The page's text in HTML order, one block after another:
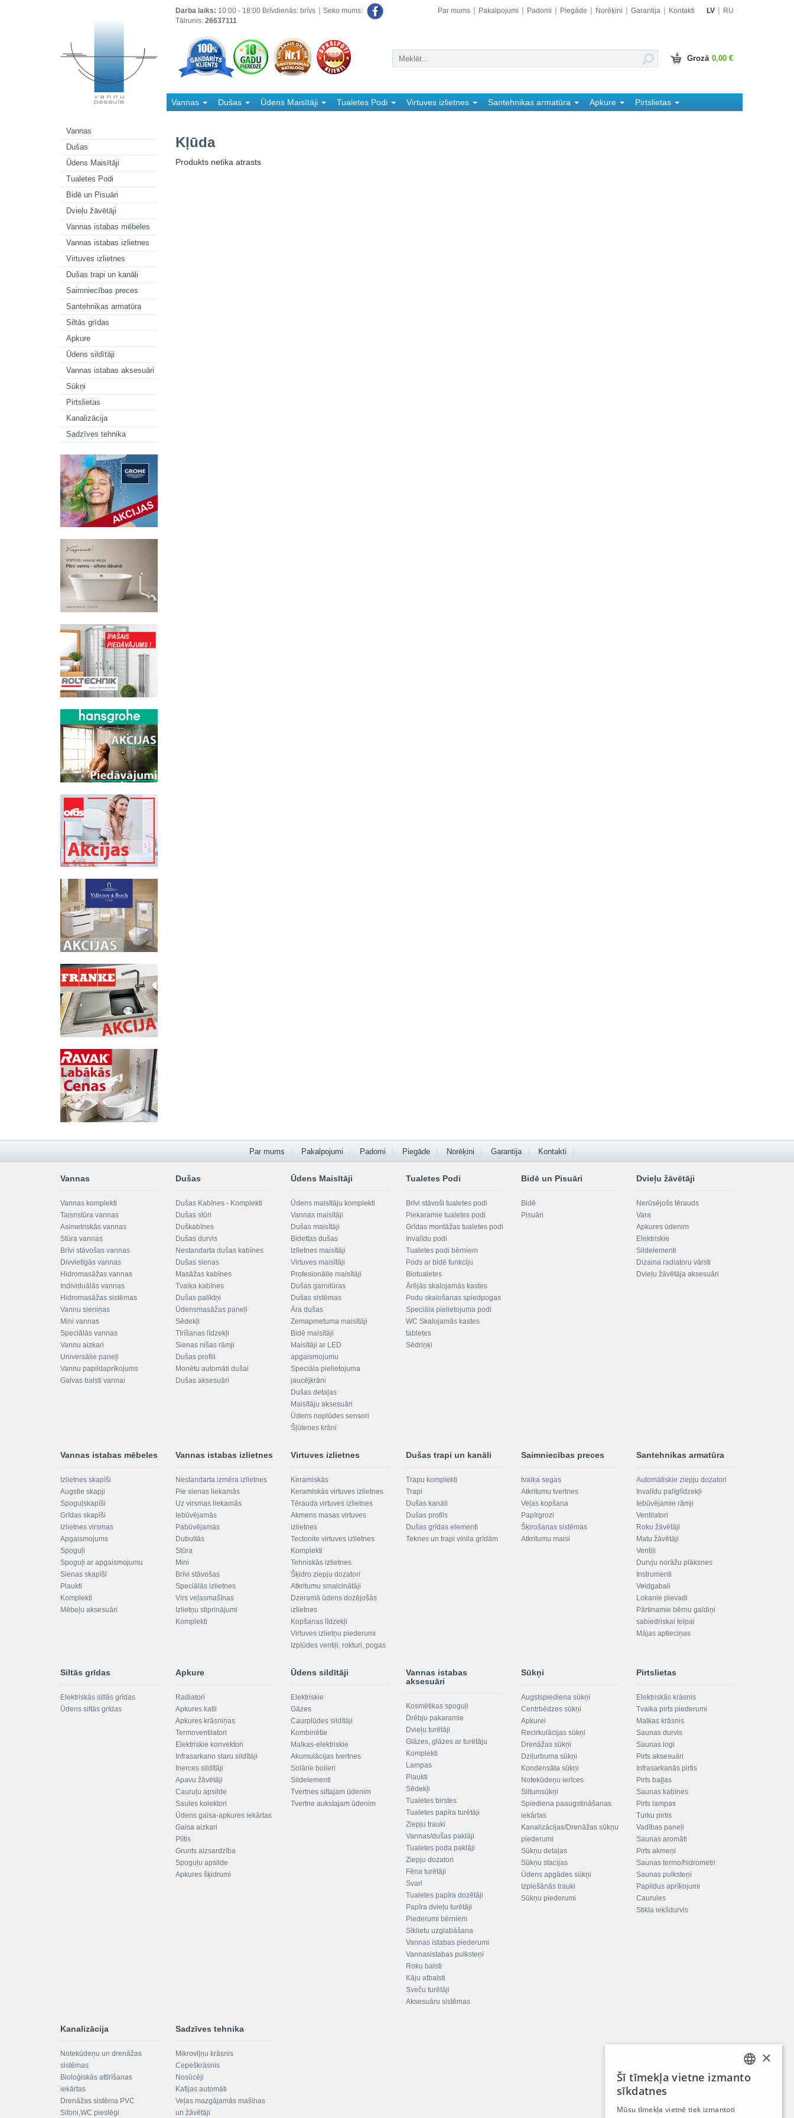
Vannas
Dušas
Ūdens Maisītāji
Tualetes Podi
Bidē un Pisuāri
Dvieļu žāvētāji
Vannas istabas mēbeles
Vannas istabas izlietnes
Virtuves izlietnes
Dušas trapi un kanāli
Saimniecības preces
Santehnikas armatūra
Siltās grīdas
Apkure
Ūdens sildītāji
Vannas istabas aksesuāri
Sūkņi
Pirtslietas
Kanalizācija
Sadzīves tehnika
Darba laiks: 10:00 - 18:00 Brīvdienās: brīvs
Tālrunis: 26637111
Seko mums: Par mums Pakalpojumi Padomi Piegāde Norēķini Garantija Kontakti LV RU
Grozā 0,00 €
Vannas Dušas Ūdens Maisītāji Tualetes Podi Virtuves izlietnes Santehnikas armatūra Apkure
Pirtslietas
Kļūda
Produkts netika atrasts
Par mums Pakalpojumi Padomi Piegāde Norēķini Garantija Kontakti
Vannas
Vannas komplekti
Taisnstūra vannas
Asimetriskās vannas
Stūra vannas
Brīvi stāvošas vannas
Divvietīgās vannas
Hidromasāžas vannas
Individuālās vannas
Hidromasāžas sistēmas
Vannu sieniņas
Mini vannas
Speciālās vannas
Vannu aizkari
Universālie paneļi
Vannu papildaprīkojums
Galvas balsti vannai
Dušas
Dušas Kabīnes - Komplekti
Dušas stūri
Duškabīnes
Dušas durvis
Nestandarta dušas kabīnes
Dušas sienas
Masāžas kabīnes
Tvaika kabīnes
Dušas paliktņi
Ūdensmasāžas paneļi
Sēdekļi
Tīrīšanas līdzekļi
Sienas nišas rāmji
Dušas profili
Monētu automāti dušai
Dušas aksesuāri
Ūdens Maisītāji
Ūdens maisītāju komplekti
Vannas maisītāji
Dušas maisītāji
Bidettas dušas
Izlietnes maisītāji
Virtuves maisītāji
Profesionālie maisītāji
Dušas garnitūras
Dušas sistēmas
Āra dušas
Zemapmetuma maisītāji
Bidē maisītāji
Maisītāji ar LED
apgaismojumu
Speciāla pielietojuma
jaucējkrāni
Dušas detaļas
Maisītāju aksesuāri
Ūdens noplūdes sensori
Šļūtenes krāni
Tualetes Podi
Brīvi stāvoši tualetes podi
Piekaramie tualetes podi
Grīdas montāžas tualetes podi
Invalīdu podi
Tualetes podi bērniem
Pods ar bidē funkciju
Biotualetes
Ārējās skalojamās kastes
Podu skalošanas spiedpogas
Speciāla pielietojuma podi
WC Skalojamās kastes
tabletes
Sēdriņķi
Bidē un Pisuāri
Bidē
Pisuāri
Dvieļu žāvētāji
Nerūsējošs tērauds
Vara
Apkures ūdenim
Elektriskie
Sildelementi
Dizaina radiatoru vārsti
Dvieļu žāvētāja aksesuāri
Vannas istabas mēbeles
Izlietnes skapīši
Augstie skapji
Spoguļskapīši
Grīdas skapīši
Izlietnes virsmas
Apgaismojums
Spoguļi
Spoguļi ar apgaismojumu
Sienas skapīši
Plaukti
Komplekti
Mēbeļu aksesuāri
Vannas istabas izlietnes
Nestandarta izmēra izlietnes
Pie sienas liekamās
Uz virsmas liekamās
Iebūvējamās
Pabūvējamās
Dubultās
Stūra
Mini
Brīvi stāvošas
Speciālās izlietnes
Virs veļasmašīnas
Izlietņu stiprinājumi
Komplekti
Virtuves izlietnes
Keramiskās
Keramiskās virtuves izlietnes
Tērauda virtuves izlietnes
Akmens masas virtuves
izlietnes
Tectonite virtuves izlietnes
Komplekti
Tehniskās izlietnes
Šķidro ziepju dozatori
Atkritumu smalcinātāji
Dzeramā ūdens dozējošās
izlietnes
Kopšanas līdzekļi
Virtuves izlietņu piederumi
Izplūdes ventiļi, rokturi, pogas
Dušas trapi un kanāli
Trapu komplekti
Trapi
Dušas kanāli
Dušas profils
Dušas grīdas elementi
Teknes un trapi vinila grīdām
Saimniecības preces
tvaika segas
Atkritumu tvertnes
Veļas kopšana
Papīrgrozi
Šķirošanas sistēmas
Atkritumu maisi
Santehnikas armatūra
Automātiskie ziepju dozatori
Invalīdu palīglīdzekļi
Iebūvējamie rāmji
Ventilatori
Roku žāvētāji
Matu žāvētāji
Ventiļi
Durvju norāžu plāksnes
Instrumenti
Veidgabali
Lokanie pievadi
Pārtinamie bērnu galdiņi
sabiedriskai telpai
Mājas aptieciņas
Siltās grīdas
Elektriskās siltās grīdas
Ūdens siltās grīdas
Apkure
Radiatori
Apkures katli
Apkures krāsniņas
Termoventilatori
Elektriskie konvektori
Infrasarkano staru sildītāji
Inerces sildītāji
Apavu žāvētāji
Cauruļu apsilde
Saules kolektori
Ūdens gaisa-apkures iekārtas
Gaisa aizkari
Plītis
Grunts aizsardzība
Spoguļu apsilde
Apkures šķidrumi
Ūdens sildītāji
Elektriskie
Gāzes
Caurplūdes sildītāji
Kombinētie
Malkas-elektriskie
Akumulācijas tvertnes
Solārie boileri
Sildelementi
Tvertnes siltajam ūdenim
Tvertne aukstajam ūdenim
Vannas istabas
aksesuāri
Kosmētikas spoguļi
Drēbju pakaramie
Dvieļu turētāji
Glāzes, glāzes ar turētāju
Komplekti
Lampas
Plaukti
Sēdekļi
Tualetes birstes
Tualetes papīra turētāji
Ziepju trauki
Vannas/dušas paklāji
Tualetes poda paklāji
Ziepju dozatori
Fēna turētāji
Svari
Tualetes papīra dozētāji
Papīra dvieļu turētāji
Piederumi bērniem
Sīklietu uzglabāšana
Vannas istabas piederumi
Vannasistabas pulksteņi
Roku balsti
Kāju atbalsti
Sveču turētāji
Aksesuāru sistēmas
Sūkņi
Augstspiediena sūkņi
Centrbēdzes sūkņi
Apkurei
Recirkulācijas sūkņi
Drenāžas sūkņi
Dziļurbuma sūkņi
Kondensāta sūkņi
Notekūdeņu ierīces
Siltumsūkņi
Spiediena paaugstināšanas
iekārtas
Kanalizācijas/Drenāžas sūkņu
piederumi
Sūkņu detaļas
Sūkņu stacijas
Ūdens apgādes sūkņi
Izplešānās trauki
Sūkņu piederumi
Pirtslietas
Elektriskās krāsnis
Tvaika pirts piederumi
Malkas krāsnis
Saunas durvis
Saunas logi
Pirts aksesuāri
Infrasarkanās pirtis
Pirts baļļas
Saunas kabīnes
Pirts lampas
Turku pirtis
Vadības paneļi
Saunas aromāti
Pirts akmeņi
Saunas termo/hidrometri
Saunas pulksteņi
Papildus aprīkojumi
Caurules
Stikla iekšdurvis
Kanalizācija
Notekūdeņu un drenāžas
sistēmas
Bioloģiskās attīrīšanas
iekārtas
Drenāžas sistēma PVC
Sifoni,WC pieslēgi
Sadzīves tehnika
Mikroviļņu krāsnis
Cepeškrāsnis
Nosūcēji
Kafijas automāti
Veļas mazgājamās mašīnas
un žāvētāji
LATVIAN
×
Šī tīmekļa vietne izmanto
sīkdatnes
Mūsu tīmekļa vietnē tiek izmantoti